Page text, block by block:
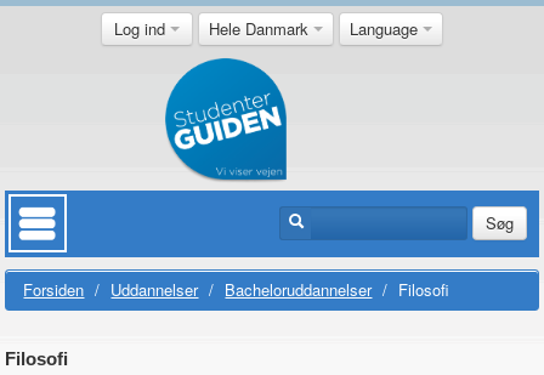
Log ind Hele Danmark Language
Søg
Forsiden / Uddannelser / Bacheloruddannelser / Filosofi
Filosofi